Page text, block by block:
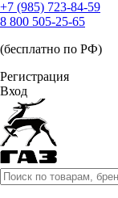
+7 (985) 723-84-59
8 800 505-25-65
(бесплатно по РФ)
Регистрация
Вход